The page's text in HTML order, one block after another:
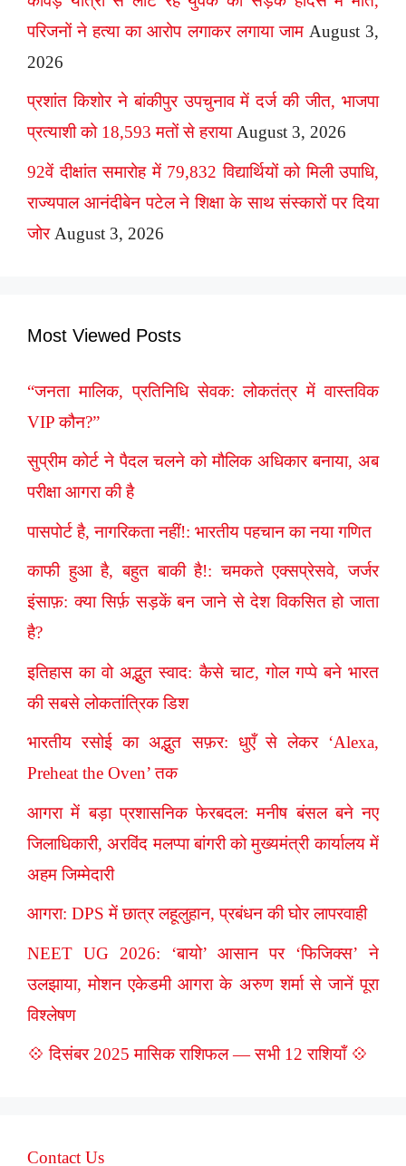
परिजनों ने हत्या का आरोप लगाकर लगाया जाम August 3,
2026
प्रशांत किशोर ने बांकीपुर उपचुनाव में दर्ज की जीत, भाजपा
प्रत्याशी को 18,593 मतों से हराया August 3, 2026
92वें दीक्षांत समारोह में 79,832 विद्यार्थियों को मिली उपाधि,
राज्यपाल आनंदीबेन पटेल ने शिक्षा के साथ संस्कारों पर दिया
जोर August 3, 2026
Most Viewed Posts
“जनता मालिक, प्रतिनिधि सेवक: लोकतंत्र में वास्तविक
VIP कौन?”
सुप्रीम कोर्ट ने पैदल चलने को मौलिक अधिकार बनाया, अब
परीक्षा आगरा की है
पासपोर्ट है, नागरिकता नहीं!: भारतीय पहचान का नया गणित
काफी हुआ है, बहुत बाकी है!: चमकते एक्सप्रेसवे, जर्जर
इंसाफ़: क्या सिर्फ़ सड़कें बन जाने से देश विकसित हो जाता
है?
इतिहास का वो अद्भुत स्वाद: कैसे चाट, गोल गप्पे बने भारत
की सबसे लोकतांत्रिक डिश
भारतीय रसोई का अद्भुत सफ़र: धुएँ से लेकर ‘Alexa,
Preheat the Oven’ तक
आगरा में बड़ा प्रशासनिक फेरबदल: मनीष बंसल बने नए
जिलाधिकारी, अरविंद मलप्पा बांगरी को मुख्यमंत्री कार्यालय में
अहम जिम्मेदारी
आगरा: DPS में छात्र लहूलुहान, प्रबंधन की घोर लापरवाही
NEET UG 2026: ‘बायो’ आसान पर ‘फिजिक्स’ ने
उलझाया, मोशन एकेडमी आगरा के अरुण शर्मा से जानें पूरा
विश्लेषण
💠 दिसंबर 2025 मासिक राशिफल — सभी 12 राशियाँ 💠
Contact Us